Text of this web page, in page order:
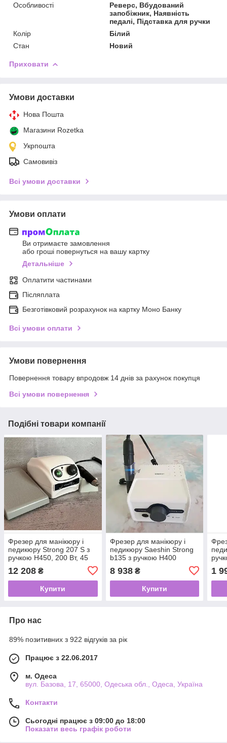
Особливості
Реверс, Вбудований
запобіжник, Наявність
педалі, Підставка для ручки
Колір
Білий
Стан
Новий
Приховати
Умови доставки
Нова Пошта
Магазини Rozetka
Укрпошта
Самовивіз
Всі умови доставки
Умови оплати
Ви отримаєте замовлення
або гроші повернуться на вашу картку
Детальніше
Оплатити частинами
Післяплата
Безготівковий розрахунок на картку Моно Банку
Всі умови оплати
Умови повернення
Повернення товару впродовж 14 днів за рахунок покупця
Всі умови повернення
Подібні товари компанії
Фрезер для манікюру і
педикюру Strong 207 S з
ручкою H450, 200 Вт, 45
12 208 ₴
Купити
Фрезер для манікюру і
педикюру Saeshin Strong
b135 з ручкою H400
8 938₴
Купити
1
Про нас
89% позитивних з 922 відгуків за рік
Працює з 22.06.2017
м. Одеса
вул. Базова, 17, 65000, Одеська обл., Одеса, Україна
Контакти
Сьогодні працює з 09:00 до 18:00
Показати весь графік роботи